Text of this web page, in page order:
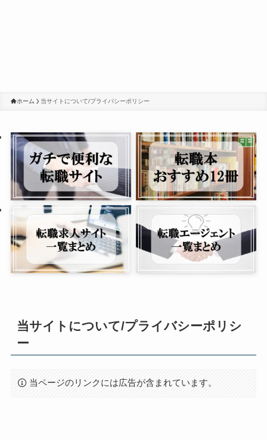
ホーム 当サイトについて/プライバシーポリシー
当サイトについて/プライバシーポリシ
ー
当ページのリンクには広告が含まれています。